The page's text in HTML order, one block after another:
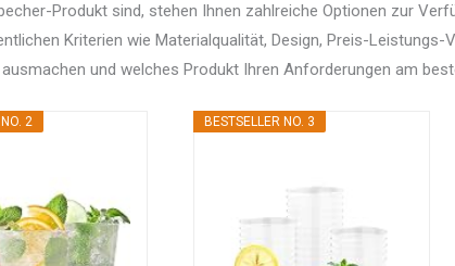
Produkt sind, stehen Ihnen zahlreiche Optionen zur
Kriterien wie Materialqualität, Design, Preis-Leistungs-
und welches Produkt Ihren Anforderungen am
2 BESTSELLER NO. 3